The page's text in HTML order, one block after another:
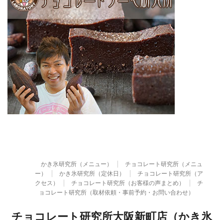
かき氷研究所（メニュー）
チョコレート研究所（メニュ
ー）
かき氷研究所（定休日）
チョコレート研究所（ア
クセス）
チョコレート研究所（お客様の声まとめ）
チ
ョコレート研究所（取材依頼・事前予約・お問い合わせ）
チョコレート研究所大阪新町店（かき氷